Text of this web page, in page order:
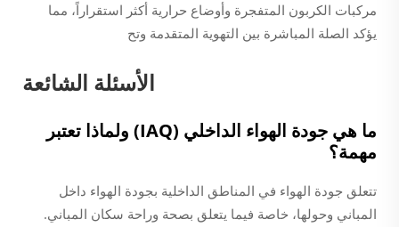
مركبات الكربون المتفجرة وأوضاع حرارية أكثر استقراراً، مما
يؤكد الصلة المباشرة بين التهوية المتقدمة وتح
الأسئلة الشائعة
ما هي جودة الهواء الداخلي (IAQ) ولماذا تعتبر
مهمة؟
تتعلق جودة الهواء في المناطق الداخلية بجودة الهواء داخل
المباني وحولها، خاصة فيما يتعلق بصحة وراحة سكان المباني.